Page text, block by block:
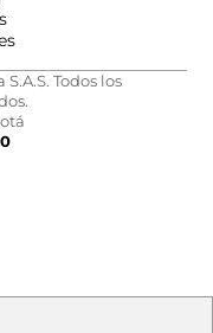
Todos los